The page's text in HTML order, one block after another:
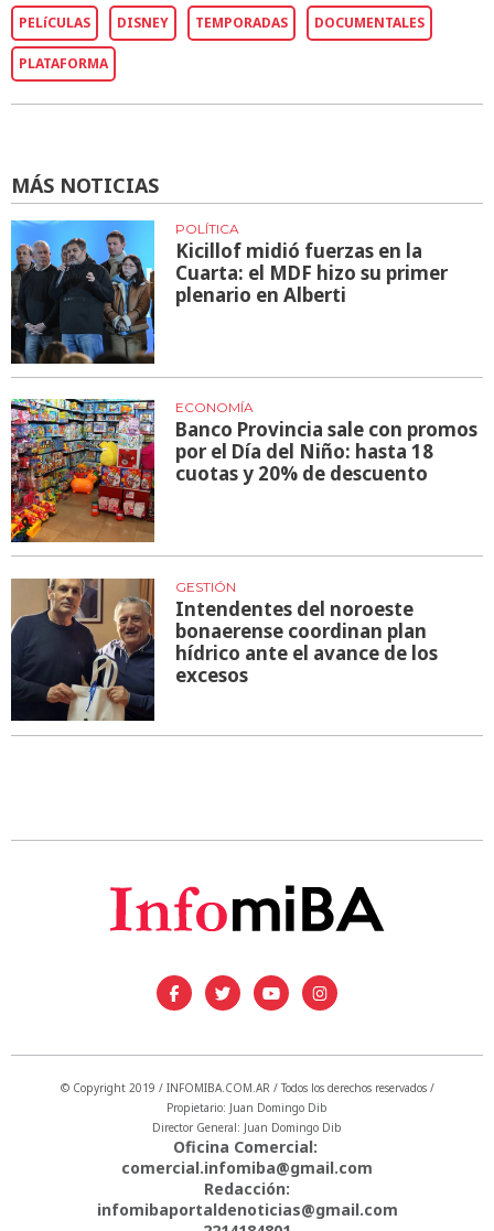
PELíCULAS DISNEY TEMPORADAS DOCUMENTALES
PLATAFORMA
MÁS NOTICIAS
POLÍTICA
Kicillof midió fuerzas en la
Cuarta: el MDF hizo su primer
plenario en Alberti
ECONOMÍA
Banco Provincia sale con promos
por el Día del Niño: hasta 18
cuotas y 20% de descuento
GESTIÓN
Intendentes del noroeste
bonaerense coordinan plan
hídrico ante el avance de los
excesos
© Copyright 2019 / INFOMIBA.COM.AR / Todos los derechos reservados /
Propietario: Juan Domingo Dib
Director General: Juan Domingo Dib
Oficina Comercial:
comercial.infomiba@gmail.com
Redacción:
infomibaportaldenoticias@gmail.com